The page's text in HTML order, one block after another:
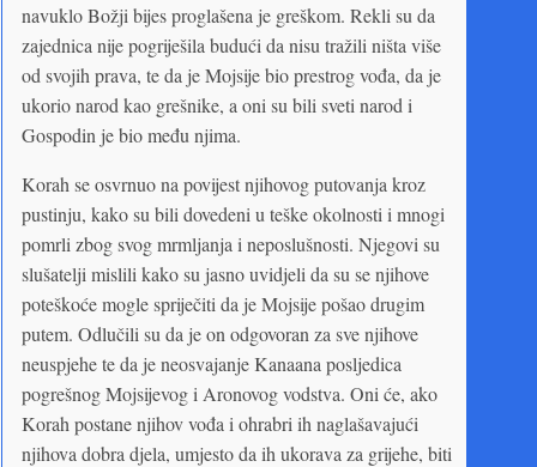
navuklo Božji bijes proglašena je greškom. Rekli su da
zajednica nije pogriješila budući da nisu tražili ništa više
od svojih prava, te da je Mojsije bio prestrog vođa, da je
ukorio narod kao grešnike, a oni su bili sveti narod i
Gospodin je bio među njima.
Korah se osvrnuo na povijest njihovog putovanja kroz
pustinju, kako su bili dovedeni u teške okolnosti i mnogi
pomrli zbog svog mrmljanja i neposlušnosti. Njegovi su
slušatelji mislili kako su jasno uvidjeli da su se njihove
poteškoće mogle spriječiti da je Mojsije pošao drugim
putem. Odlučili su da je on odgovoran za sve njihove
neuspjehe te da je neosvajanje Kanaana posljedica
pogrešnog Mojsijevog i Aronovog vodstva. Oni će, ako
Korah postane njihov vođa i ohrabri ih naglašavajući
njihova dobra djela, umjesto da ih ukorava za grijehe, biti